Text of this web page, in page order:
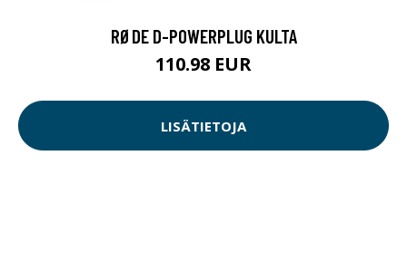
RØDE D-POWERPLUG KULTA
110.98 EUR
LISÄTIETOJA